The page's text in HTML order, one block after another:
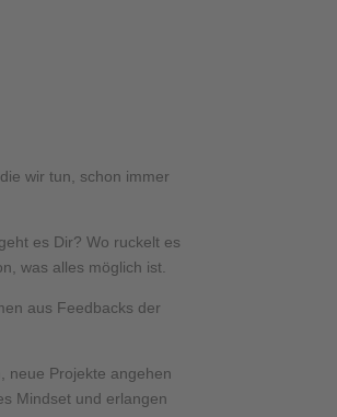
wir tun, schon immer
es Dir? Wo ruckelt es
was alles möglich ist.
aus Feedbacks der
neue Projekte angehen
Mindset und erlangen